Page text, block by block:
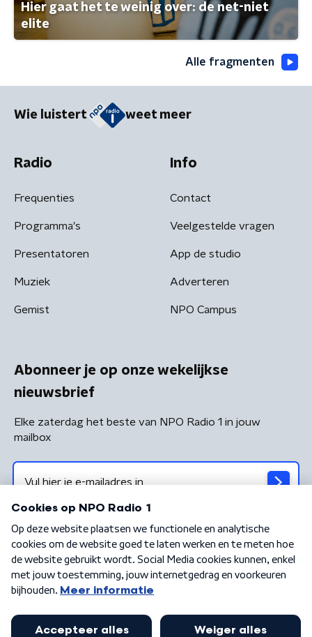
Hier gaat het te weinig over: de net-niet
elite
Alle fragmenten
Wie luistert weet meer
Radio
Frequenties
Programma's
Presentatoren
Muziek
Gemist
Info
Contact
Veelgestelde vragen
App de studio
Adverteren
NPO Campus
Abonneer je op onze wekelijkse
nieuwsbrief
Elke zaterdag het beste van NPO Radio 1 in jouw
mailbox
Algemene voorwaarden Privacybeleid